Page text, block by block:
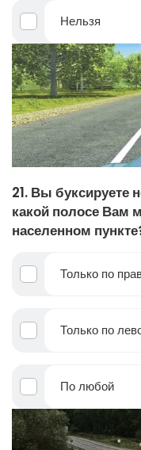
Нельзя
21. Вы буксируете
какой полосе Вам
населенном
Только по
Только по
По любой